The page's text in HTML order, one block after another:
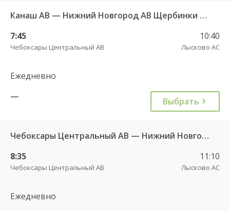
Канаш АВ — Нижний Новгород АВ Щербинки ч/з Ядрин г. ДКП 2861
7:45
Чебоксары Центральный АВ
10:40
Лысково АС
Ежедневно
—
Выбрать
Чебоксары Центральный АВ — Нижний Новгород АС Канавинская 501
8:35
Чебоксары Центральный АВ
11:10
Лысково АС
Ежедневно